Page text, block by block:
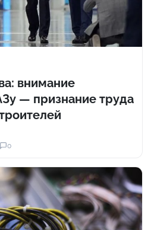
внимание
— признание труда
0